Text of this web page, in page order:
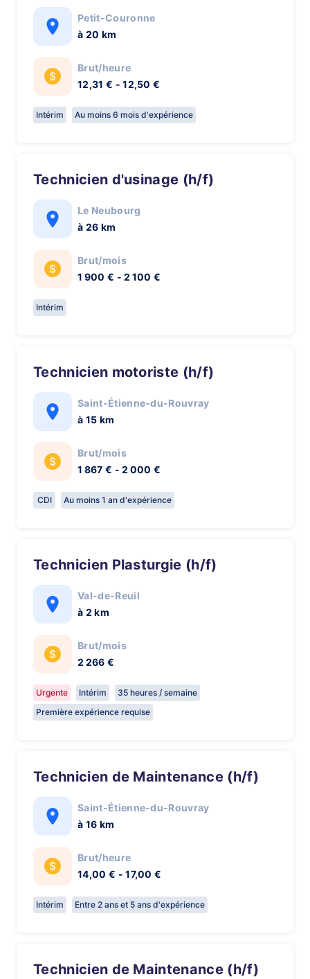
Petit-Couronne
à 20 km
Brut/heure
12,31 € - 12,50 €
Intérim Au moins 6 mois d'expérience
Technicien d'usinage (h/f)
Le Neubourg
à 26 km
Brut/mois
1 900 € - 2 100 €
Intérim
Technicien motoriste (h/f)
Saint-Étienne-du-Rouvray
à 15 km
Brut/mois
1 867 € - 2 000 €
CDI Au moins 1 an d'expérience
Technicien Plasturgie (h/f)
Val-de-Reuil
à 2 km
Brut/mois
2 266 €
Urgente Intérim
35 heures / semaine
Première expérience requise
Technicien de Maintenance (h/f)
Saint-Étienne-du-Rouvray
à 16 km
Brut/heure
14,00 € - 17,00 €
Intérim Entre 2 ans et 5 ans d'expérience
Technicien de Maintenance (h/f)